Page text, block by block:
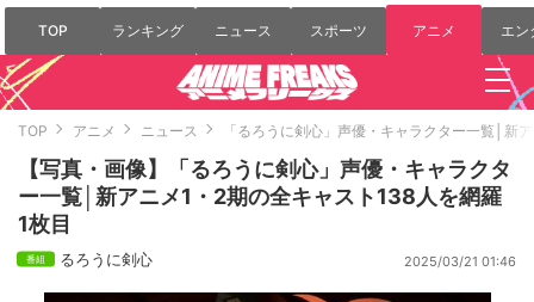
TOP ランキング ニュース スポーツ アニメ エン
TOP アニメ ニュース 「るろうに剣心」声優・キャラクター一覧│新
【写真・画像】「るろうに剣心」声優・キャラクタ
ー一覧│新アニメ1・2期の全キャスト138人を網羅
1枚目
るろうに剣心 2025/03/21 01:46